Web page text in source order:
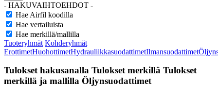
- HAKUVAIHTOEHDOT -
Hae Airfil koodilla
Hae vertailuista
Hae merkillä/mallilla
Tuoteryhmät Kohderyhmät
ErottimetHuohottimetHydrauliikkasuodattimetIlmansuodattimet
Tulokset hakusanalla Tulokset merkillä Tulokset
merkillä ja mallilla Öljynsuodattimet